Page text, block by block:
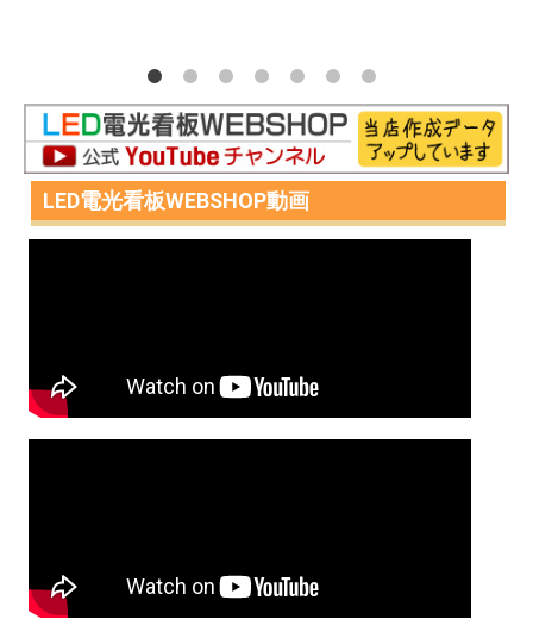
LED電光看板WEBSHOP動画